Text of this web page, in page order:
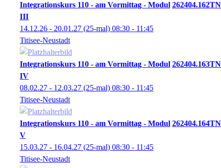
Integrationskurs 110 - am Vormittag - Modul
III
262404.162TN
14.12.26 - 20.01.27 (25-mal) 08:30 - 11:45
Titisee-Neustadt
Integrationskurs 110 - am Vormittag - Modul
IV
262404.163TN
08.02.27 - 12.03.27 (25-mal) 08:30 - 11:45
Titisee-Neustadt
Integrationskurs 110 - am Vormittag - Modul
V
262404.164TN
15.03.27 - 16.04.27 (25-mal) 08:30 - 11:45
Titisee-Neustadt